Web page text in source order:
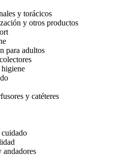
y torácicos
y otros productos
para adultos
higiene
y catéteres
cuidado
andadores